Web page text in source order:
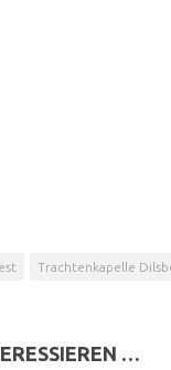
Trachtenkapelle
…